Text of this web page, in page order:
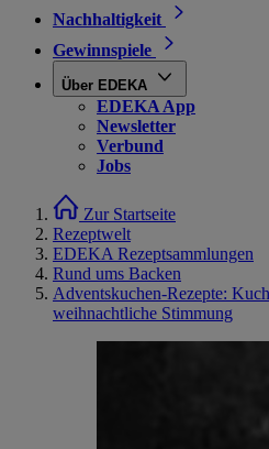
Nachhaltigkeit
Gewinnspiele
Über EDEKA
EDEKA App
Newsletter
Verbund
Jobs
Zur Startseite
Rezeptwelt
EDEKA Rezeptsammlungen
Rund ums Backen
Adventskuchen-Rezepte:
weihnachtliche Stimmung